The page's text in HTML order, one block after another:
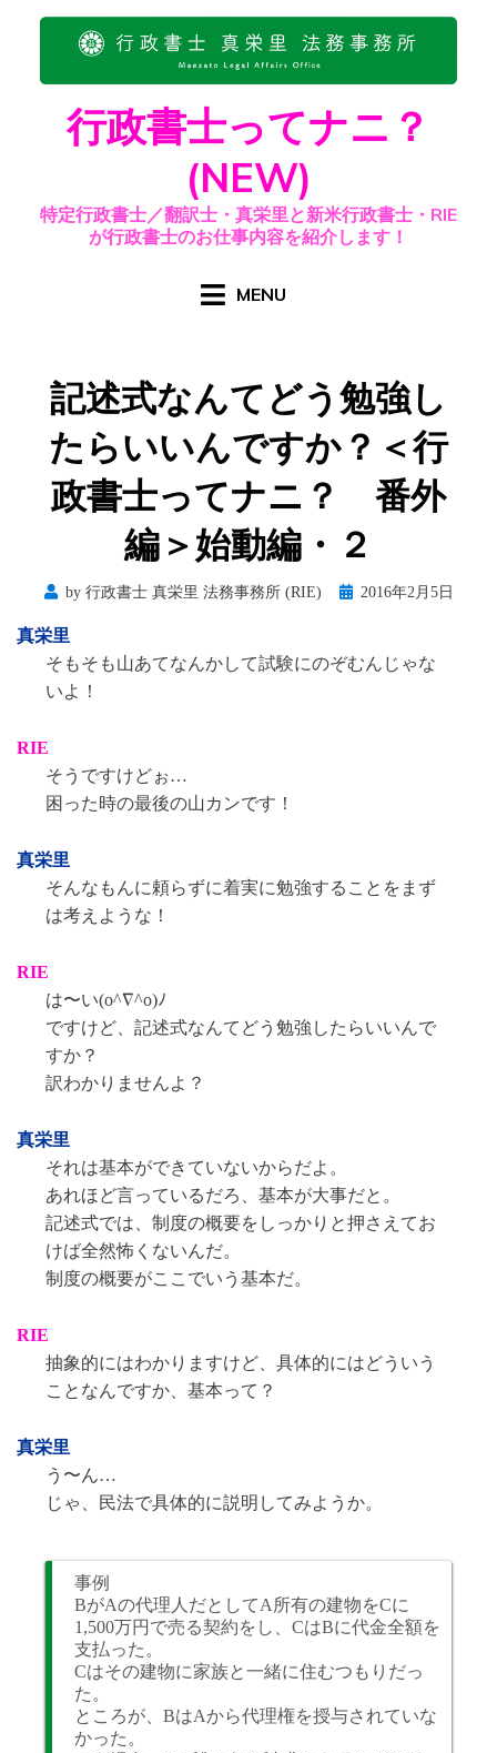
行政書士ってナニ？
(NEW)
特定行政書士／翻訳士・真栄里と新米行政書士・RIE
が行政書士のお仕事内容を紹介します！
MENU
記述式なんてどう勉強し
たらいいんですか？＜行
政書士ってナニ？ 番外
編＞始動編・２
by 行政書士 真栄里 法務事務所 (RIE)
Posted2016年2月5日
真栄里
そもそも山あてなんかして試験にのぞむんじゃな
いよ！
RIE
そうですけどぉ…
困った時の最後の山カンです！
真栄里
そんなもんに頼らずに着実に勉強することをまず
は考えような！
RIE
は〜い(o^∇^o)ﾉ
ですけど、記述式なんてどう勉強したらいいんで
すか？
訳わかりませんよ？
真栄里
それは基本ができていないからだよ。
あれほど言っているだろ、基本が大事だと。
記述式では、制度の概要をしっかりと押さえてお
けば全然怖くないんだ。
制度の概要がここでいう基本だ。
RIE
抽象的にはわかりますけど、具体的にはどういう
ことなんですか、基本って？
真栄里
う〜ん…
じゃ、民法で具体的に説明してみようか。
事例
BがAの代理人だとしてA所有の建物をCに
1,500万円で売る契約をし、CはBに代金全額を
支払った。
Cはその建物に家族と一緒に住むつもりだっ
た。
ところが、BはAから代理権を授与されていな
かった。